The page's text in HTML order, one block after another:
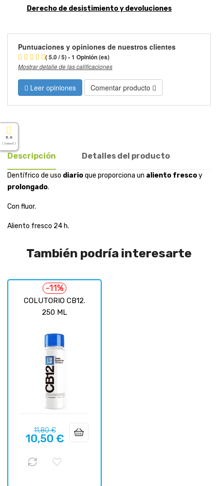
Derecho de desistimiento y devoluciones
Puntuaciones y opiniones de nuestros clientes
( 5.0 / 5) - 1 Opinión (es)
Mostrar detalle de las calificaciones
Leer opiniones Comentar producto
Descripción Detalles del producto
Dentífrico de uso diarioque proporciona un aliento frescoy
prolongado.
Con fluor.
Aliento fresco 24 h.
También podría interesarte
COLUTORIO CB12.
250 ML
-11%
Precio
regular
11,80 €Precio
10,50 €
5.0
( Sobre 5 )